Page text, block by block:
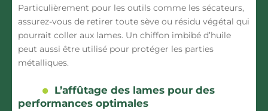
Particulièrement pour les outils comme les sécateurs,
assurez-vous de retirer toute sève ou résidu végétal qui
pourrait coller aux lames. Un chiffon imbibé d’huile
peut aussi être utilisé pour protéger les parties
métalliques.
L’affûtage des lames pour des
performances optimales